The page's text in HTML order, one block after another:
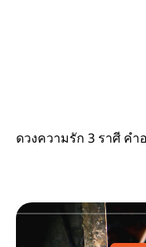
ดวงความรัก 3 ราศี ค